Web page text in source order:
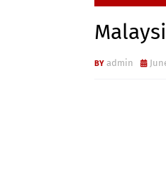
admin